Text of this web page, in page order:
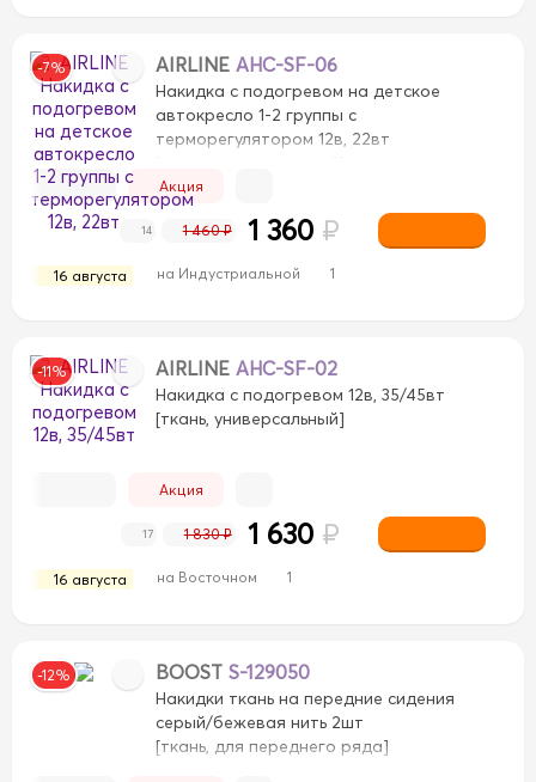
-7% AIRLINE AHC-SF-06
Накидка с подогревом на детское
автокресло 1-2 группы с
терморегулятором 12в, 22вт
Акция
16 августа на Индустриальной 1
14 1 460 ₽ 1 360 ₽
-11% AIRLINE AHC-SF-02
Накидка с подогревом 12в, 35/45вт
[ткань, универсальный]
Акция
16 августа на Восточном 1
17 1 830 ₽ 1 630 ₽
-12% BOOST S-129050
Накидки ткань на передние сидения
серый/бежевая нить 2шт
[ткань, для переднего ряда]